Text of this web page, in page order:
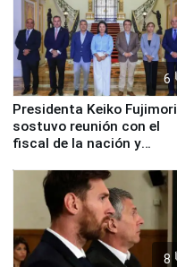
6
Presidenta Keiko Fujimori
sostuvo reunión con el
fiscal de la nación y
8